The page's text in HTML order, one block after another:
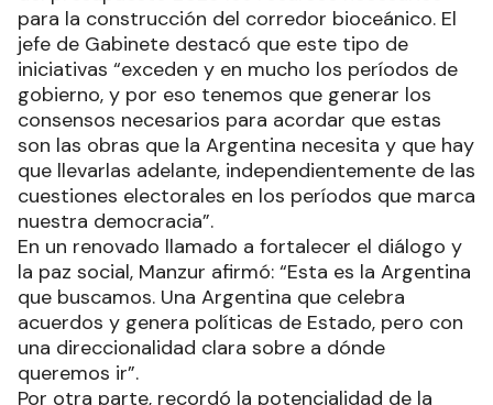
para la construcción del corredor bioceánico. El
jefe de Gabinete destacó que este tipo de
iniciativas “exceden y en mucho los períodos de
gobierno, y por eso tenemos que generar los
consensos necesarios para acordar que estas
son las obras que la Argentina necesita y que hay
que llevarlas adelante, independientemente de las
cuestiones electorales en los períodos que marca
nuestra democracia”.
En un renovado llamado a fortalecer el diálogo y
la paz social, Manzur afirmó: “Esta es la Argentina
que buscamos. Una Argentina que celebra
acuerdos y genera políticas de Estado, pero con
una direccionalidad clara sobre a dónde
queremos ir”.
Por otra parte, recordó la potencialidad de la